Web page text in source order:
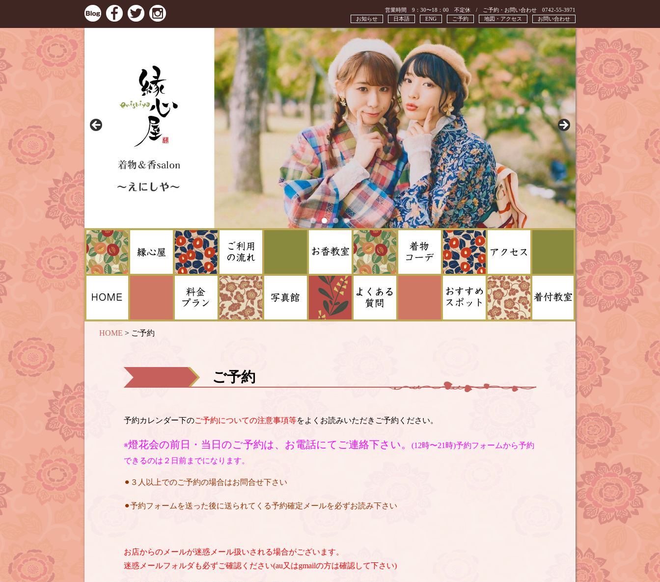
営業時間 9：30〜18：00 不定休 / ご予約・お問い合わせ 0742-55-3971
お問い合わせ
地図・アクセス
ご予約
ENG
日本語
お知らせ
HOME > ご予約
ご予約
予約カレンダー下のご予約についての注意事項等をよくお読みいただきご予約ください。
※燈花会の前日・当日のご予約は、お電話にてご連絡下さい。
(12時〜21時)予約フォームから予約
できるのは２日前までになります。
⚫︎３人以上でのご予約の場合はお問合せ下さい
⚫︎予約フォームを送った後に送られてくる予約確定メールを必ずお読み下さい
お店からのメールが迷惑メール扱いされる場合がございます。
迷惑メールフォルダも必ずご確認ください(au又はgmailの方は確認して下さい)